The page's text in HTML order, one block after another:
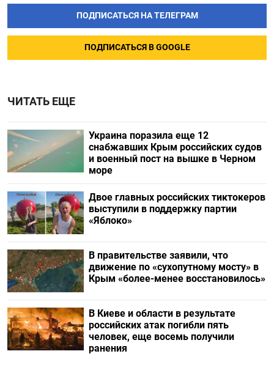
ПОДПИСАТЬСЯ НА ТЕЛЕГРАМ
ПОДПИСАТЬСЯ В GOOGLE
ЧИТАТЬ ЕЩЕ
Украина поразила еще 12
снабжавших Крым российских судов
и военный пост на вышке в Черном
море
Двое главных российских тиктокеров
выступили в поддержку партии
«Яблоко»
В правительстве заявили, что
движение по «сухопутному мосту» в
Крым «более-менее восстановилось»
В Киеве и области в результате
российских атак погибли пять
человек, еще восемь получили
ранения